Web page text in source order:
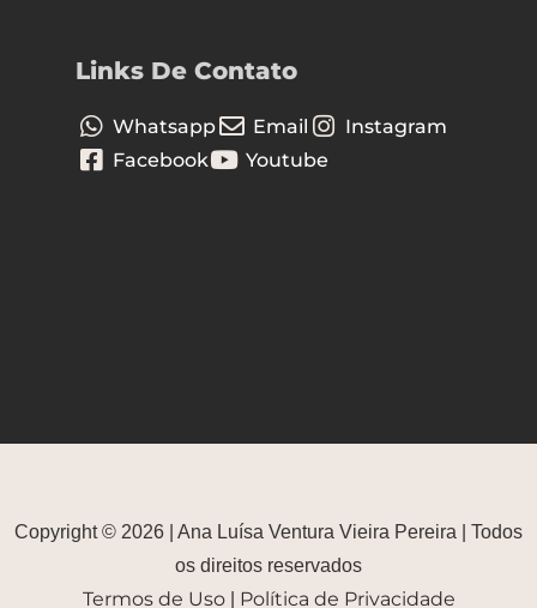
Links De Contato
Whatsapp Email
Instagram
Facebook
Youtube
Copyright © 2026 | Ana Luísa Ventura Vieira Pereira | Todos
os direitos reservados
Termos de Uso| Política de Privacidade